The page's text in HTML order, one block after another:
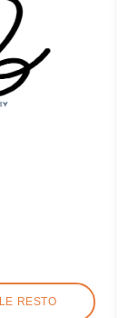
RESTO